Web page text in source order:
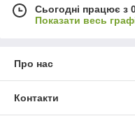
Сьогодні працює з
Показати весь
Про нас
Контакти